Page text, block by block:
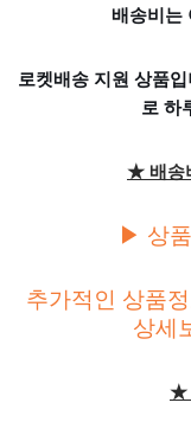
배송비는
로켓배송 지원 상품
로 하
★ 배송
▶ 상
추가적인 상품
상세
★